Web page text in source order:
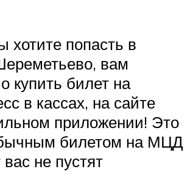
хотите попасть в
вам
купить билет на
в кассах, на сайте
приложении! Это
билетом на МЦД
не пустят